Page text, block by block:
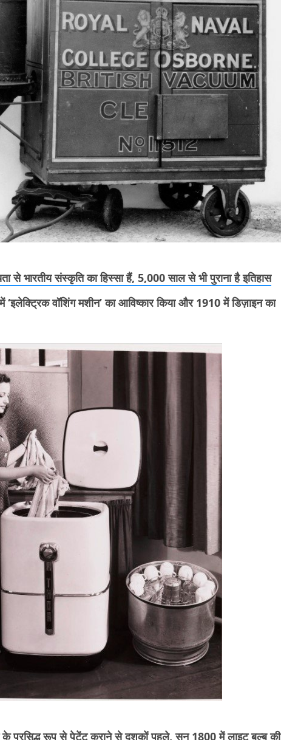
से भारतीय संस्कृति का हिस्सा हैं, 5,000 साल से भी पुराना है इतिहास
वॉशिंग मशीन’ का आविष्कार किया और 1910 में डिज़ाइन का
प्रसिद्ध रूप से पेटेंट कराने से दशकों पहले, सन 1800 में लाइट बल्ब की